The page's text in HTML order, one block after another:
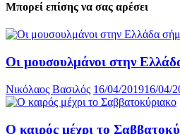
Μπορεί επίσης να σας αρέσει
Οι μουσουλμάνοι στην
Νικόλαος Βασιλός 16/04/201916/04/
Ο καιρός μέχρι το